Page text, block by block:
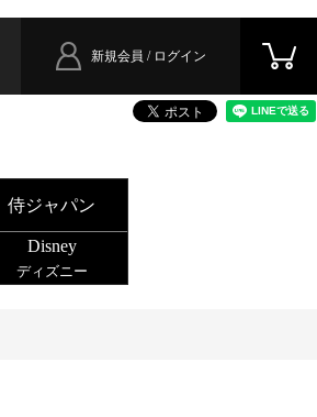
新規会員 / ログイン
侍ジャパン
Disney
ディズニー